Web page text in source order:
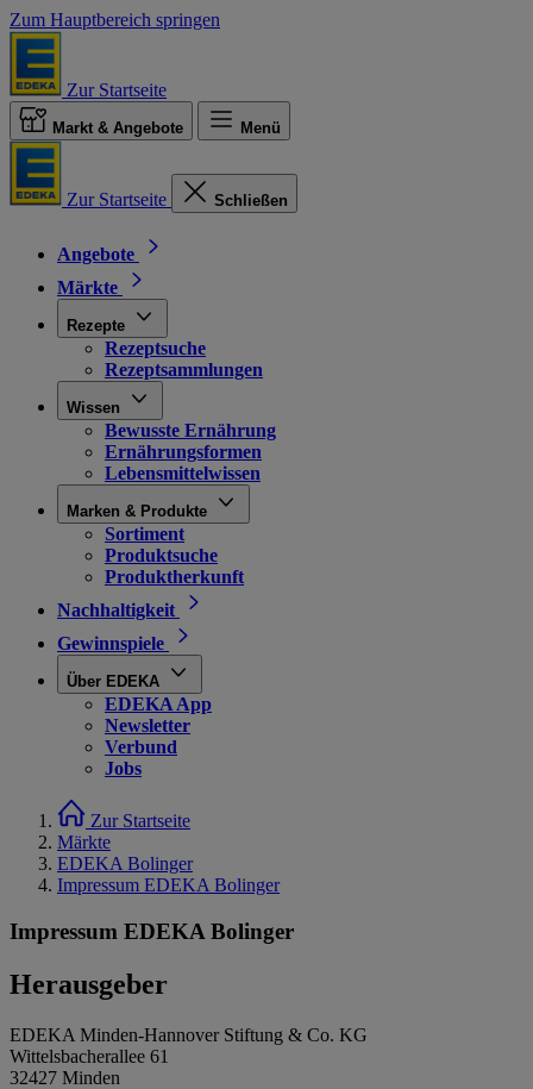
Zum Hauptbereich springen
Zur Startseite
Markt & Angebote Menü
Zur Startseite Schließen
Angebote
Märkte
Rezepte
Rezeptsuche
Rezeptsammlungen
Wissen
Bewusste Ernährung
Ernährungsformen
Lebensmittelwissen
Marken & Produkte
Sortiment
Produktsuche
Produktherkunft
Nachhaltigkeit
Gewinnspiele
Über EDEKA
EDEKA App
Newsletter
Verbund
Jobs
Zur Startseite
Märkte
EDEKA Bolinger
Impressum EDEKA Bolinger
Impressum EDEKA Bolinger
Herausgeber
EDEKA Minden-Hannover Stiftung & Co. KG
Wittelsbacherallee 61
32427 Minden